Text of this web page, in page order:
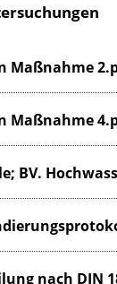
Maßnahme
Maßnahme
BV.
nach DIN